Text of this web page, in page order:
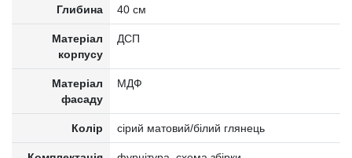
Глибина 40 см
Матеріал
корпусу
ДСП
Матеріал
фасаду
МДФ
Колір сірий матовий/білий глянець